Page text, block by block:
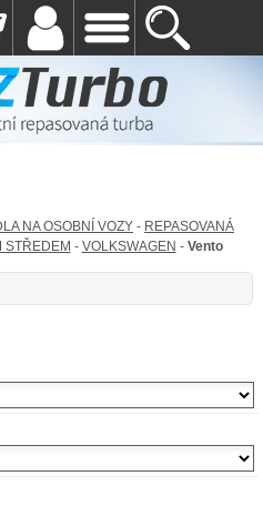
NA OSOBNÍ VOZY - REPASOVANÁ
STŘEDEM - VOLKSWAGEN - Vento